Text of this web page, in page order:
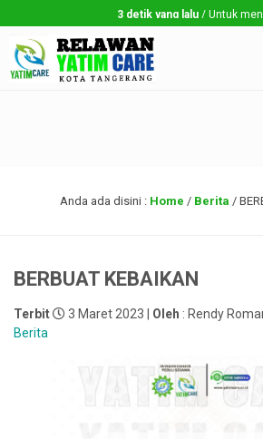
3 detik yang lalu / Untuk
Anda ada disini : Home / Berita /
BERBUAT KEBAIKAN
Terbit 3 Maret 2023 | Oleh : Rendy
Berita